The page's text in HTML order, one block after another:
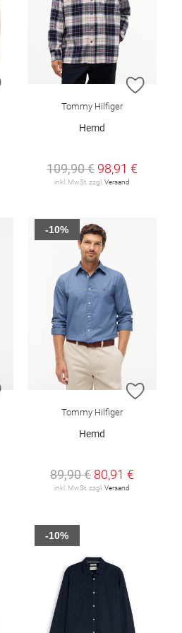
ZUR WUNSCHLISTE HINZUFÜGEN
ZUR
Tommy Hilfiger
Hemd
109,90 € 98,91 €
inkl. MwSt. zzgl.Versand
ZUR WUNSCHLISTE HINZUFÜGEN
ZUR
Tommy Hilfiger
Hemd
89,90 € 80,91 €
inkl. MwSt. zzgl. Versand
-10%
-10%